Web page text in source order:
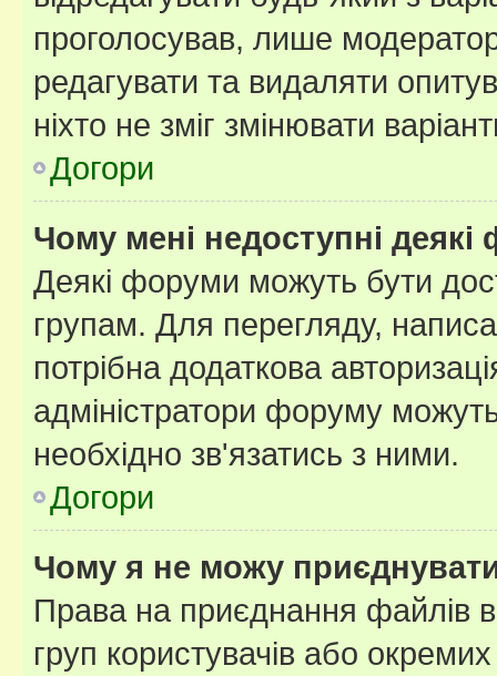
проголосував, лише
редагувати та видаляти
ніхто не зміг змінювати
Догори
Чому мені недоступні
Деякі форуми можуть бути
групам. Для перегляду,
потрібна додаткова
адміністратори форуму
необхідно зв'язатись з ними.
Догори
Чому я не можу
Права на приєднання файлів
груп користувачів або